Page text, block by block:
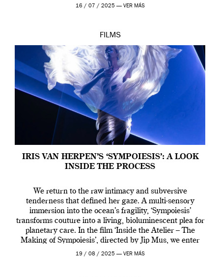
16 / 07 / 2025 — VER MÁS
FILMS
IRIS VAN HERPEN’S ‘SYMPOIESIS’: A LOOK
INSIDE THE PROCESS
We return to the raw intimacy and subversive
tenderness that defined her gaze. A multi-sensory
immersion into the ocean’s fragility, ‘Sympoiesis’
transforms couture into a living, bioluminescent plea for
planetary care. In the film ‘Inside the Atelier – The
Making of Sympoiesis’, directed by Jip Mus, we enter
the sacred space where Iris van Herpen’s […]
19 / 08 / 2025 — VER MÁS